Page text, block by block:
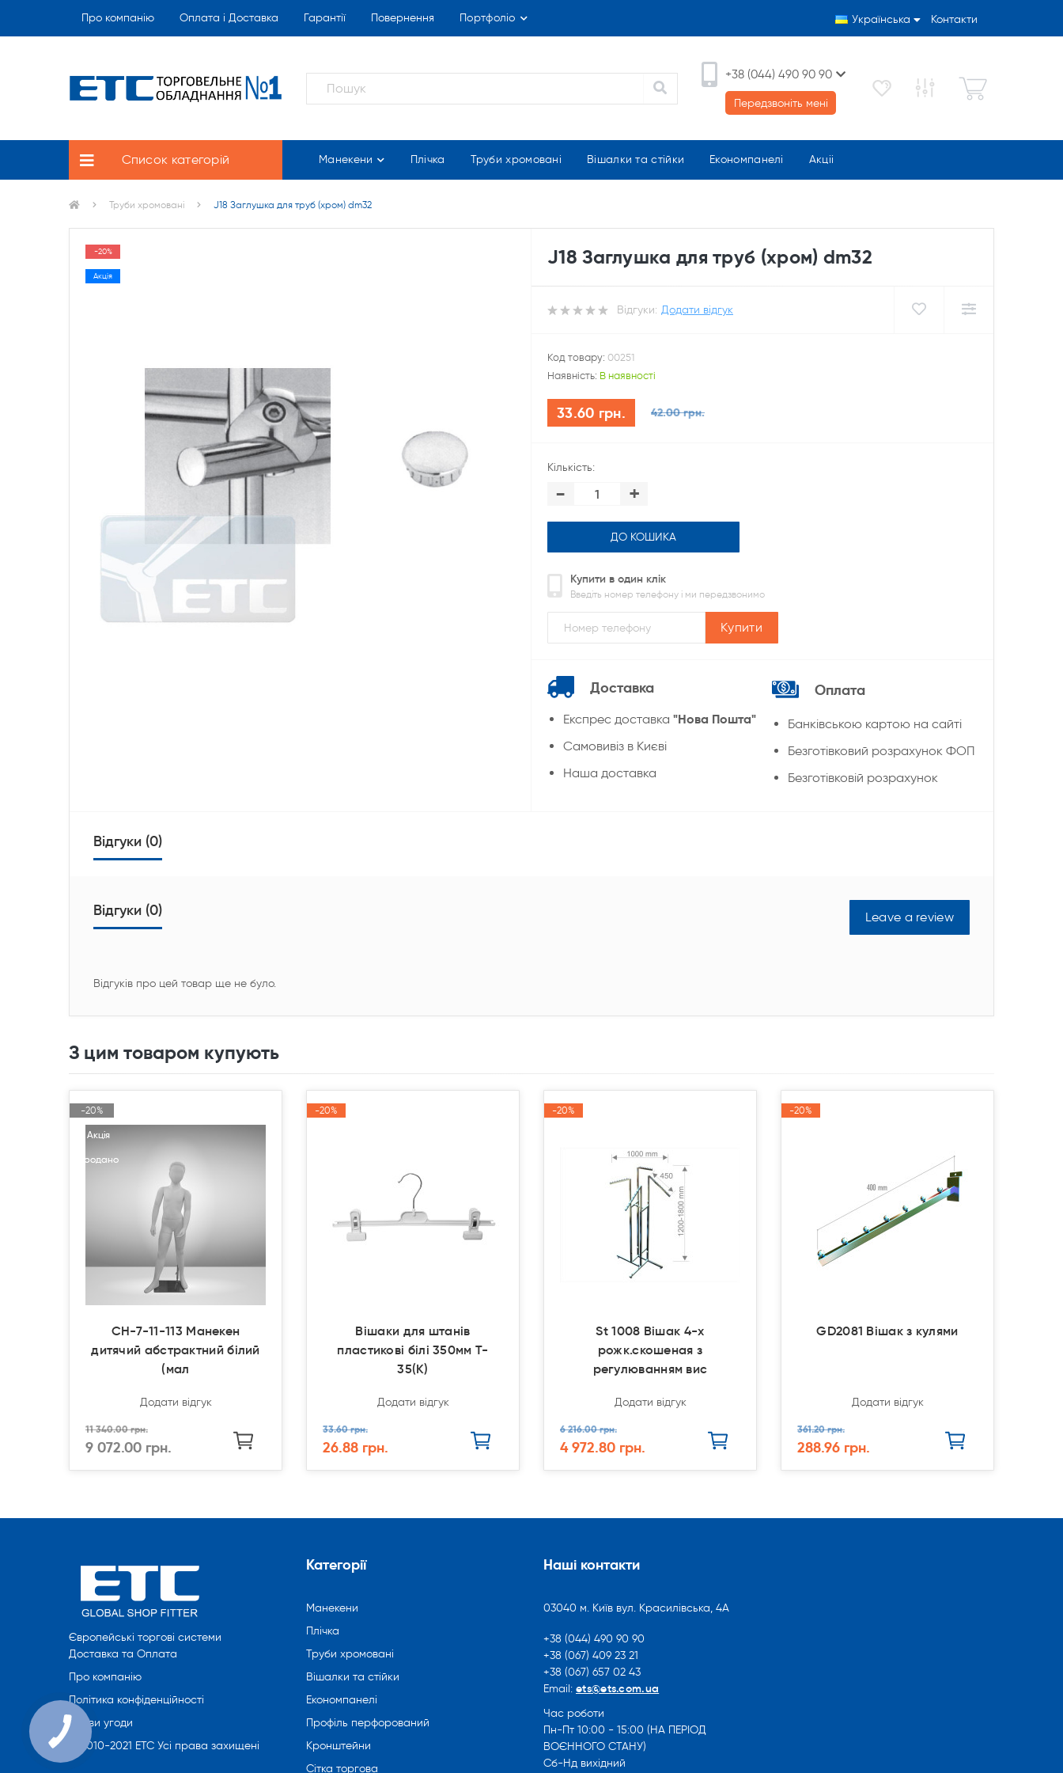
Про компанію Оплата і Доставка Гарантії Повернення Портфоліо Українська Контакти
+38 (044) 490 90 90
Передзвоніть мені
Список категорій Манекени Плічка Труби хромовані Вішалки та стійки Економпанелі Акціі
Труби хромовані J18 Заглушка для труб (хром) dm32
-20%
Акція
J18 Заглушка для труб (хром) dm32
Відгуки: Додати відгук
Код товару: 00251
Наявність: В наявності
33.60 грн. 42.00 грн.
Кількість:
- +
ДО КОШИКА
Купити в один клік
Введіть номер телефону і ми передзвонимо
Купити
Доставка
Експрес доставка "Нова Пошта"
Cамовивіз в Києві
Наша доставка
Оплата
Банківською картою на сайті
Безготівковий розрахунок ФОП
Безготівковій розрахунок
Відгуки (0)
Відгуки (0) Leave a review
Відгуків про цей товар ще не було.
З цим товаром купують
-20%
Акція
Продано
-20%
Акція
Продано
CH-7-11-113 Манекен
дитячий абстрактний білий
(мал
Додати відгук
11 340.00 грн.
9 072.00 грн.
-20%
-20%
Вішаки для штанів
пластикові білі 350мм T-
35(К)
Додати відгук
33.60 грн.
26.88 грн.
-20%
-20%
St 1008 Вішак 4-х
рожк.скошеная з
регулюванням вис
Додати відгук
6 216.00 грн.
4 972.80 грн.
-20%
-20%
GD2081 Вішак з кулями
Додати відгук
361.20 грн.
288.96 грн.
Європейські торгові системи
Доставка та Оплата
Про компанію
Політика конфіденційності
Умови угоди
© 2010-2021 ETC Усі права захищені
Категорії
Манекени
Плічка
Труби хромовані
Вішалки та стійки
Економпанелі
Профіль перфорований
Кронштейни
Сітка торгова
Наші контакти
03040 м. Київ вул. Красилівська, 4А
+38 (044) 490 90 90
+38 (067) 409 23 21
+38 (067) 657 02 43
Email: ets@ets.com.ua
Час роботи
Пн-Пт 10:00 - 15:00 (НА ПЕРІОД
ВОЄННОГО СТАНУ)
Сб-Нд вихідний